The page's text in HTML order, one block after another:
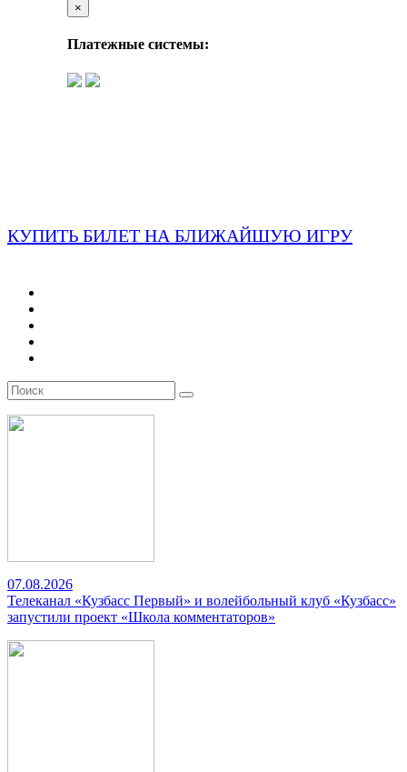
×
Платежные системы:
КУПИТЬ БИЛЕТ НА БЛИЖАЙШУЮ ИГРУ
07.08.2026
Телеканал «Кузбасс Первый» и волейбольный клуб «Кузбасс»
запустили проект «Школа комментаторов»